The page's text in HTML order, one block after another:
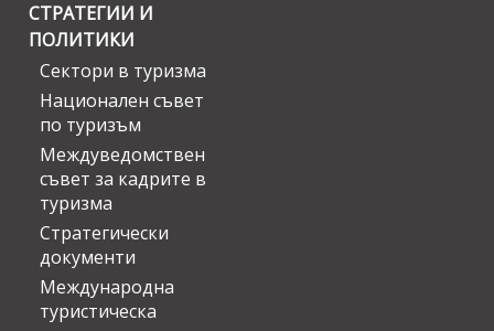
СТРАТЕГИИ И
ПОЛИТИКИ
Сектори в туризма
Национален съвет
по туризъм
Междуведомствен
съвет за кадрите в
туризма
Стратегически
документи
Международна
туристическа